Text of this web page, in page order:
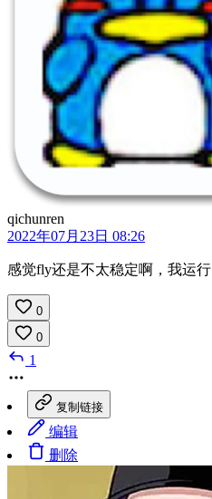
qichunren
2022年07月23日 08:26
感觉fly还是不太稳定啊，我运行
0
0
1
复制链接
编辑
删除